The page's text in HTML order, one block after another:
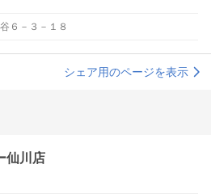
６－３－１８
シェア用のページを表示
仙川店